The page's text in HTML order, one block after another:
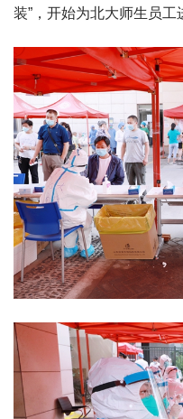
装”，开始为北大师生员工